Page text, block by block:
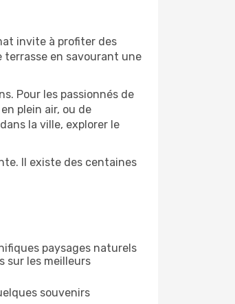
invite à profiter des
terrasse en savourant une
Pour les passionnés de
plein air, ou de
la ville, explorer le
Il existe des centaines
paysages naturels
sur les meilleurs
souvenirs